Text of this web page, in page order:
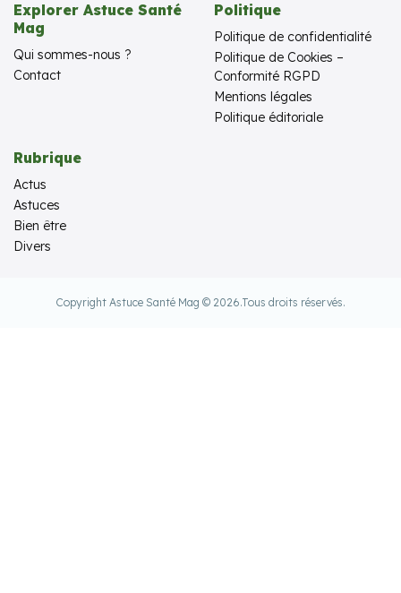
Explorer Astuce Santé
Mag
Qui sommes-nous ?
Contact
Politique
Politique de confidentialité
Politique de Cookies –
Conformité RGPD
Mentions légales
Politique éditoriale
Rubrique
Actus
Astuces
Bien être
Divers
Copyright Astuce Santé Mag © 2026.Tous droits réservés.